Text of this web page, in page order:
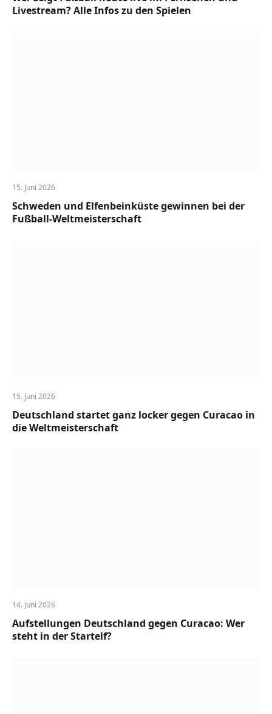
Livestream? Alle Infos zu den Spielen
15. Juni 2026
Schweden und Elfenbeinküste gewinnen bei der
Fußball-Weltmeisterschaft
15. Juni 2026
Deutschland startet ganz locker gegen Curacao in
die Weltmeisterschaft
14. Juni 2026
Aufstellungen Deutschland gegen Curacao: Wer
steht in der Startelf?